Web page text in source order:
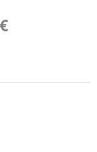
€Aktueller